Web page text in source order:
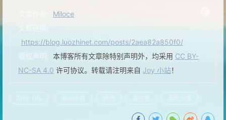
Miloce
https://blog.luozhinet.com/posts/2aea82a850f0/
本博客所有文章除特别声明外，均采用 CC BY-
NC-SA 4.0 许可协议。转载请注明来自 Joy 小站！